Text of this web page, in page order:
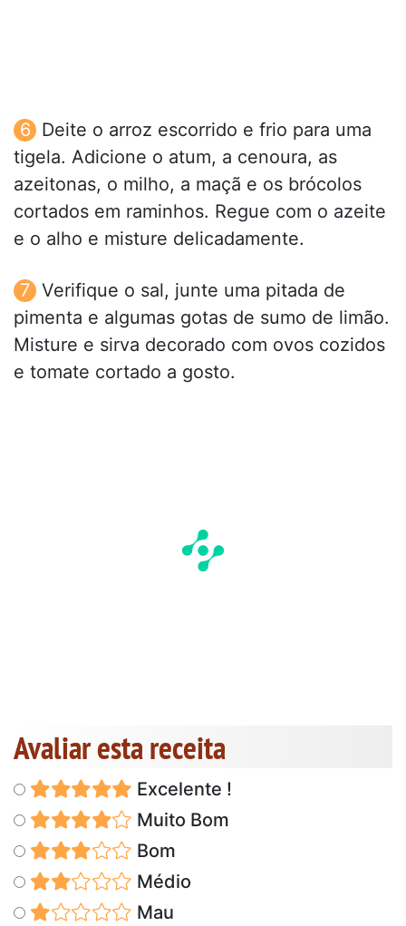
Deite o arroz escorrido e frio para uma
tigela. Adicione o atum, a cenoura, as
azeitonas, o milho, a maçã e os brócolos
cortados em raminhos. Regue com o azeite
e o alho e misture delicadamente.
Verifique o sal, junte uma pitada de
pimenta e algumas gotas de sumo de limão.
Misture e sirva decorado com ovos cozidos
e tomate cortado a gosto.
Avaliar esta receita
Excelente !
Muito Bom
Bom
Médio
Mau